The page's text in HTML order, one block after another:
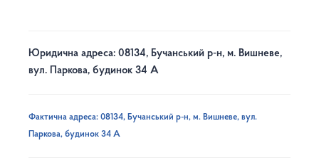
Юридична адреса: 08134, Бучанський р-н, м. Вишневе,
вул. Паркова, будинок 34 А
Фактична адреса: 08134, Бучанський р-н, м. Вишневе, вул.
Паркова, будинок 34 А